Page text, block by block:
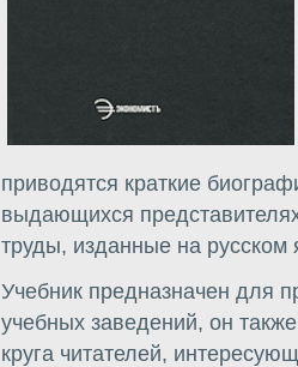
приводятся краткие
выдающихся
труды, изданные на русском
Учебник предназначен для
учебных заведений, он
круга читателей,